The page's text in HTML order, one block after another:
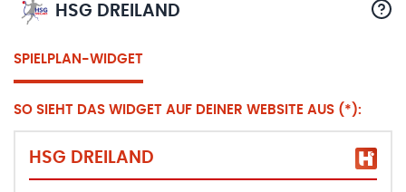
HSG DREILAND
SPIELPLAN-WIDGET
SO SIEHT DAS WIDGET AUF DEINER WEBSITE AUS (*):
HSG DREILAND